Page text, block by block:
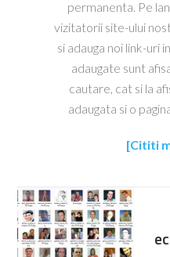
permanenta. Pe
vizitatorii site-ului
si adauga noi link-uri
adaugate sunt
cautare, cat si la
adaugata si o
[Cititi